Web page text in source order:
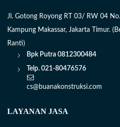
Jl. Gotong Royong RT 03/ RW 04
Kampung Makassar, Jakarta Timur.
Ranti)
Bpk Putra 0812300484
Telp. 021-80476576
cs@buanakonstruksi.com
LAYANAN JASA